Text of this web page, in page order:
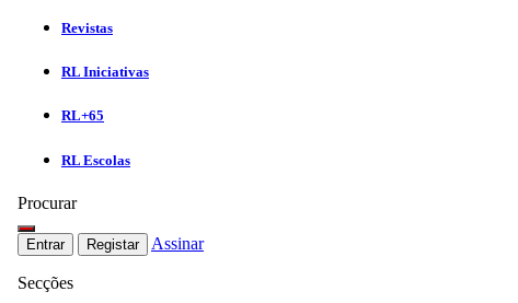
Revistas
RL Iniciativas
RL+65
RL Escolas
Procurar
Entrar Registar Assinar
Secções